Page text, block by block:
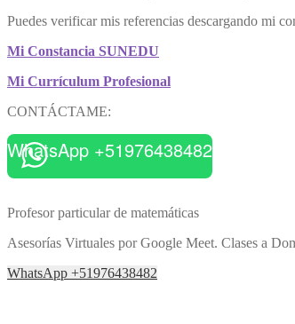
Puedes verificar mis referencias descargando mi
Mi Constancia SUNEDU
Mi Currículum Profesional
CONTÁCTAME:
WhatsApp +51976438482
Profesor particular de matemáticas
Asesorías Virtuales por Google Meet. Clases a
WhatsApp +51976438482